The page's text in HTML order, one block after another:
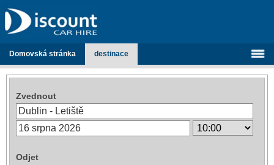
Domovská stránka destinace
Zvednout
Odjet